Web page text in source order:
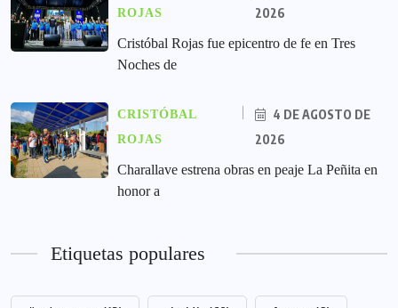
ROJAS
2026
Cristóbal Rojas fue epicentro de fe en Tres
Noches de
CRISTÓBAL
ROJAS
4 DE AGOSTO DE
2026
Charallave estrena obras en peaje La Peñita en
honor a
Etiquetas populares